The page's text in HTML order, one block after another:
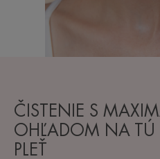
ČISTENIE S
OHĽADOM NA TÚ
PLEŤ